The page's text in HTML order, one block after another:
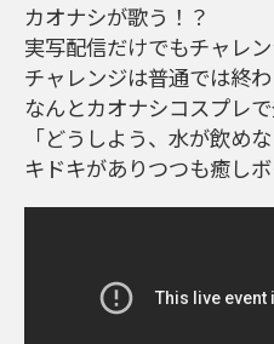
カオナシが歌う！？
実写配信だけでもチャレ
チャレンジは普通では終わ
なんとカオナシコスプレで
「どうしよう、水が飲
キドキがありつつも癒しボ